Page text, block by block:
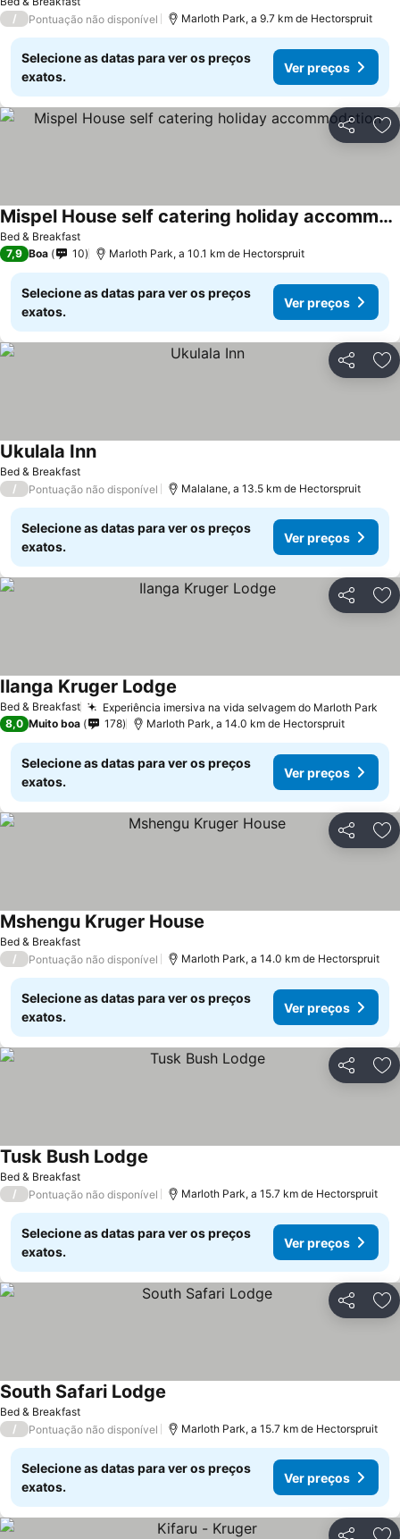
/ Pontuação não disponível Marloth Park, a 9.7 km de Hectorspruit
Selecione as datas para ver os preços
exatos.
Ver preços
Partilhar
Bed & Breakfast
Mispel House self catering holiday accommodation
Ver preços
7,9 Boa 10 Marloth Park, a 10.1 km de Hectorspruit
Selecione as datas para ver os preços
exatos.
Ver preços
Partilhar
Bed & Breakfast
Ukulala InnVer preços
/ Pontuação não disponível Malalane, a 13.5 km de Hectorspruit
Selecione as datas para ver os preços
exatos.
Ver preços
Partilhar
Bed & Breakfast Experiência imersiva na vida selvagem do Marloth Park
Ilanga Kruger Lodge
8,0 Muito boa 178 Marloth Park, a 14.0 km de Hectorspruit
Selecione as datas para ver os preços
exatos.
Ver preços
Partilhar
Bed & Breakfast
Mshengu Kruger House
/ Pontuação não disponível Marloth Park, a 14.0 km de Hectorspruit
Selecione as datas para ver os preços
exatos.
Ver preços
Partilhar
Bed & Breakfast
Tusk Bush Lodge
/ Pontuação não disponível Marloth Park, a 15.7 km de Hectorspruit
Selecione as datas para ver os preços
exatos.
Ver preços
Partilhar
Bed & Breakfast
South Safari Lodge
/ Pontuação não disponível Marloth Park, a 15.7 km de Hectorspruit
Selecione as datas para ver os preços
exatos.
Ver preços